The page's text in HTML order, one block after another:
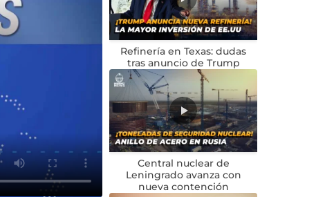
Refinería en Texas: dudas
tras anuncio de Trump
Central nuclear de
Leningrado avanza con
nueva contención